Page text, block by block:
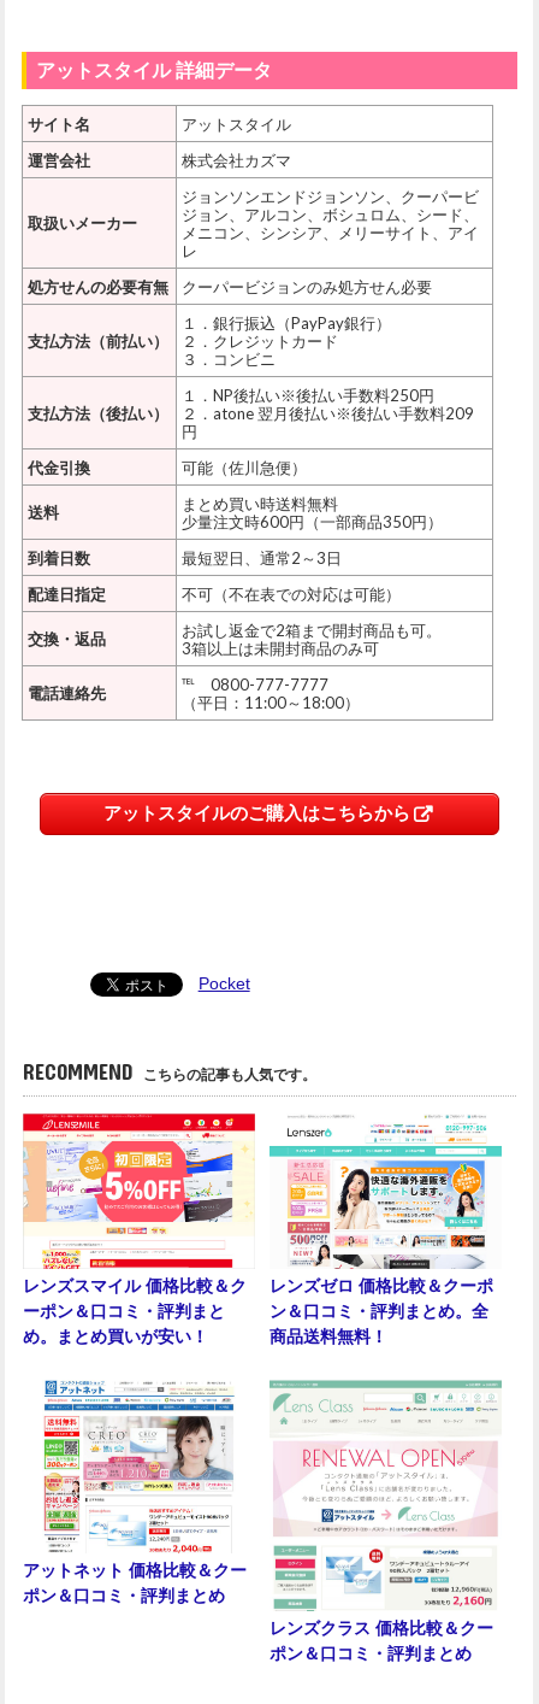
アットスタイル 詳細データ
サイト名
アットスタイル
運営会社
株式会社カズマ
取扱いメーカー
ジョンソンエンドジョンソン、クーパービ
ジョン、アルコン、ボシュロム、シード、
メニコン、シンシア、メリーサイト、アイ
レ
処方せんの必要有無
クーパービジョンのみ処方せん必要
支払方法（前払い）
１．銀行振込（PayPay銀行）
２．クレジットカード
３．コンビニ
支払方法（後払い）
１．NP後払い※後払い手数料250円
２．atone 翌月後払い※後払い手数料209
円
代金引換
可能（佐川急便）
送料
まとめ買い時送料無料
少量注文時600円（一部商品350円）
到着日数
最短翌日、通常2～3日
配達日指定
不可（不在表での対応は可能）
交換・返品
お試し返金で2箱まで開封商品も可。
3箱以上は未開封商品のみ可
電話連絡先
℡ 0800-777-7777
（平日：11:00～18:00）
アットスタイルのご購入はこちらから
Pocket
RECOMMEND こちらの記事も人気です。
レンズスマイル 価格比較＆ク
ーポン＆口コミ・評判まと
め。まとめ買いが安い！
レンズゼロ 価格比較＆クーポ
ン＆口コミ・評判まとめ。全
商品送料無料！
アットネット 価格比較＆クー
ポン＆口コミ・評判まとめ
レンズクラス 価格比較＆クー
ポン＆口コミ・評判まとめ